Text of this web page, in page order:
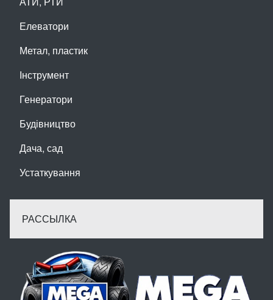
Елеватори
Метал, пластик
Інструмент
Генератори
Будівництво
Дача, сад
Устаткування
РАССЫЛКА